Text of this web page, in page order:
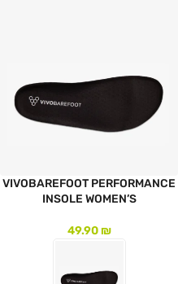
VIVOBAREFOOT PERFORMANCE
INSOLE WOMEN’S
49.90₪